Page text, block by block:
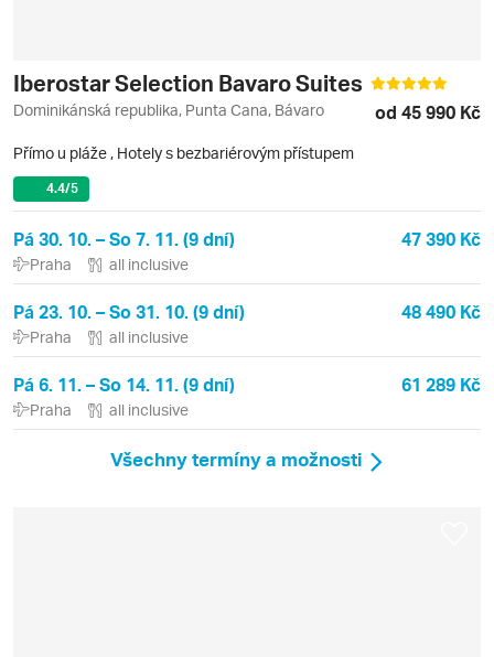
Iberostar Selection Bavaro Suites
Dominikánská republika, Punta Cana, Bávaro od 45 990 Kč
Přímo u pláže , Hotely s bezbariérovým přístupem
4.4/5
Pá 30. 10. – So 7. 11. (9 dní) 47 390 Kč
Praha all inclusive
Pá 23. 10. – So 31. 10. (9 dní) 48 490 Kč
Praha all inclusive
Pá 6. 11. – So 14. 11. (9 dní) 61 289 Kč
Praha all inclusive
Všechny termíny a možnosti